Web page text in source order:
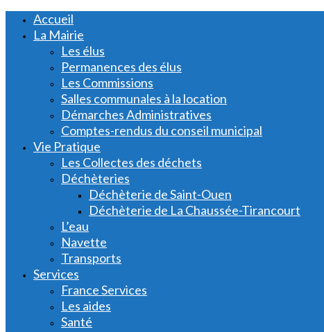
Accueil
La Mairie
Les élus
Permanences des élus
Les Commissions
Salles communales à la location
Démarches Administratives
Comptes-rendus du conseil municipal
Vie Pratique
Les Collectes des déchets
Déchèteries
Déchèterie de Saint-Ouen
Déchèterie de La Chaussée-Tirancourt
L’eau
Navette
Transports
Services
France Services
Les aides
Santé